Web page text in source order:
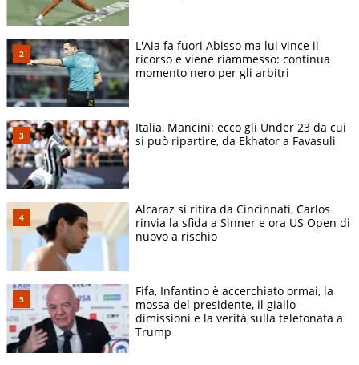
L'Aia fa fuori Abisso ma lui vince il
ricorso e viene riammesso: continua
momento nero per gli arbitri
Italia, Mancini: ecco gli Under 23 da cui
si può ripartire, da Ekhator a Favasuli
Alcaraz si ritira da Cincinnati, Carlos
rinvia la sfida a Sinner e ora US Open di
nuovo a rischio
Fifa, Infantino è accerchiato ormai, la
mossa del presidente, il giallo
dimissioni e la verità sulla telefonata a
Trump